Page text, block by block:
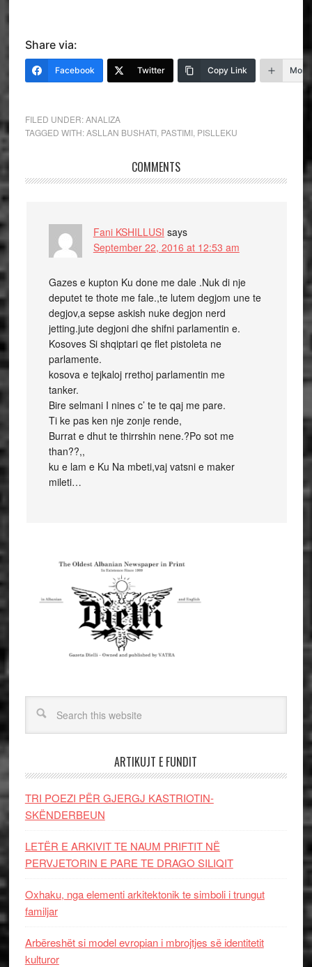
Share via:
Facebook Twitter Copy Link More
FILED UNDER:ANALIZA
TAGGED WITH:ASLLAN BUSHATI, PASTIMI, PISLLEKU
COMMENTS
Fani KSHILLUSI says
September 22, 2016 at 12:53 am
Gazes e kupton Ku done me dale .Nuk di nje
deputet te thote me fale.,te lutem degjom une te
degjov,a sepse askish nuke degjon nerd
jetting.jute degjoni dhe shifni parlamentin e.
Kosoves Si shqiptari qe flet pistoleta ne
parlamente.
kosova e tejkaloj rrethoj parlamentin me
tanker.
Bire selmani I nines c’ te te qaj me pare.
Ti ke pas ken nje zonje rende,
Burrat e dhut te thirrshin nene.?Po sot me
than??,,
ku e lam e Ku Na mbeti,vaj vatsni e maker
mileti…
ARTIKUJT E FUNDIT
TRI POEZI PËR GJERGJ KASTRIOTIN-
SKËNDERBEUN
LETËR E ARKIVIT TE NAUM PRIFTIT NË
PERVJETORIN E PARE TE DRAGO SILIQIT
Oxhaku, nga elementi arkitektonik te simboli i trungut
familjar
Arbëreshët si model evropian i mbrojtjes së identitetit
kulturor